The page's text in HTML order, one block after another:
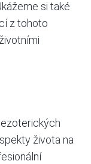
si také
z tohoto
života na